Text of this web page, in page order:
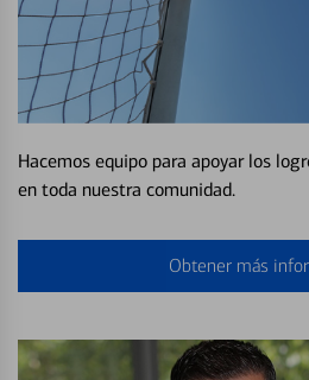
Hacemos equipo para apoyar los
en toda nuestra comunidad.
Obtener más